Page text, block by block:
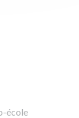
école